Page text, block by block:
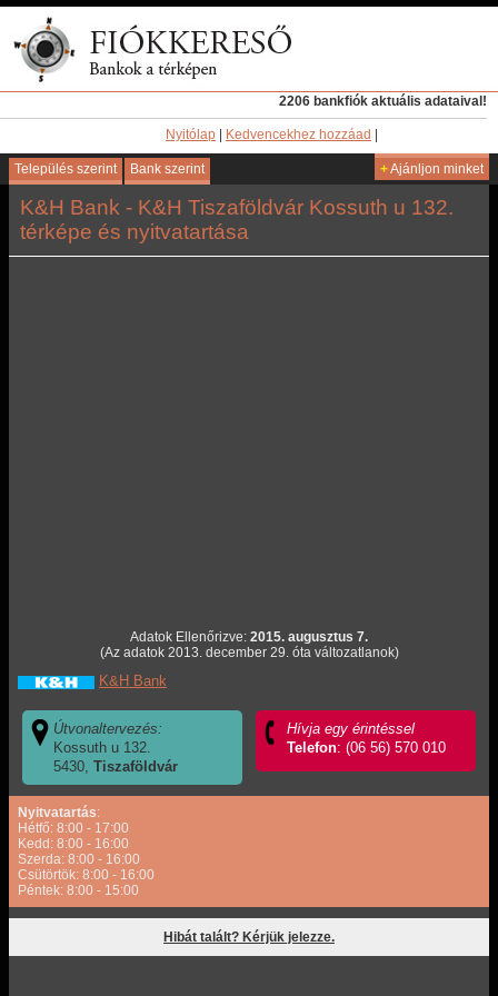
2206 bankfiók aktuális adataival!
Nyitólap Kedvencekhez hozzáad
Település szerint Bank szerint +Ajánljon minket
K&H Bank - K&H Tiszaföldvár Kossuth u 132.
térképe és nyitvatartása
Adatok Ellenőrizve: 2015. augusztus 7.
(Az adatok 2013. december 29. óta változatlanok)
K&H Bank
Útvonaltervezés:
Kossuth u 132.
5430,Tiszaföldvár
Hívja egy érintéssel
Telefon: (06 56) 570 010
Nyitvatartás:
Hétfő: 8:00 - 17:00
Kedd: 8:00 - 16:00
Szerda: 8:00 - 16:00
Csütörtök: 8:00 - 16:00
Péntek: 8:00 - 15:00
Hibát talált? Kérjük jelezze.